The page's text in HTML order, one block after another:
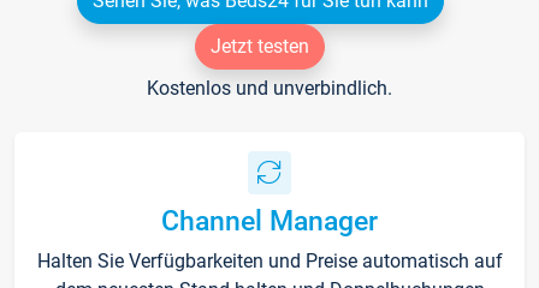
Jetzt testen
Kostenlos und unverbindlich.
Channel Manager
Halten Sie Verfügbarkeiten und Preise automatisch auf